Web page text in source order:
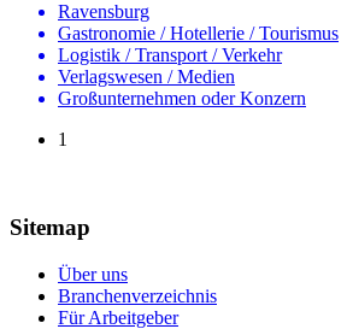
Ravensburg
Gastronomie / Hotellerie / Tourismus
Logistik / Transport / Verkehr
Verlagswesen / Medien
Großunternehmen oder Konzern
1
Sitemap
Über uns
Branchenverzeichnis
Für Arbeitgeber